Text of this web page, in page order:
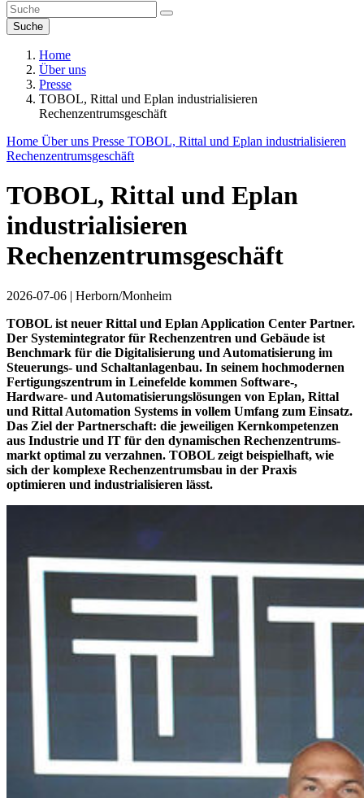
Suche
Home
Über uns
Presse
TOBOL, Rittal und Eplan industrialisieren
Rechenzentrumsgeschäft
Home Über uns Presse TOBOL, Rittal und Eplan industrialisieren
Rechenzentrumsgeschäft
TOBOL, Rittal und Eplan
industrialisieren
Rechenzentrumsgeschäft
2026-07-06 | Herborn/Monheim
TOBOL ist neuer Rittal und Eplan Application Center Partner.
Der Systemintegrator für Rechenzentren und Gebäude ist
Benchmark für die Digitalisierung und Automatisierung im
Steuerungs- und Schaltanlagenbau. In seinem hochmodernen
Fertigungs­zentrum in Leinefelde kommen Software-,
Hardware- und Automa­tisierungs­lösungen von Eplan, Rittal
und Rittal Automation Systems in vollem Umfang zum Einsatz.
Das Ziel der Partnerschaft: die jeweiligen Kernkompetenzen
aus Industrie und IT für den dynamischen Rechenzentrums­
markt optimal zu verzahnen. TOBOL zeigt beispielhaft, wie
sich der komplexe Rechenzentrumsbau in der Praxis
optimieren und industrialisieren lässt.